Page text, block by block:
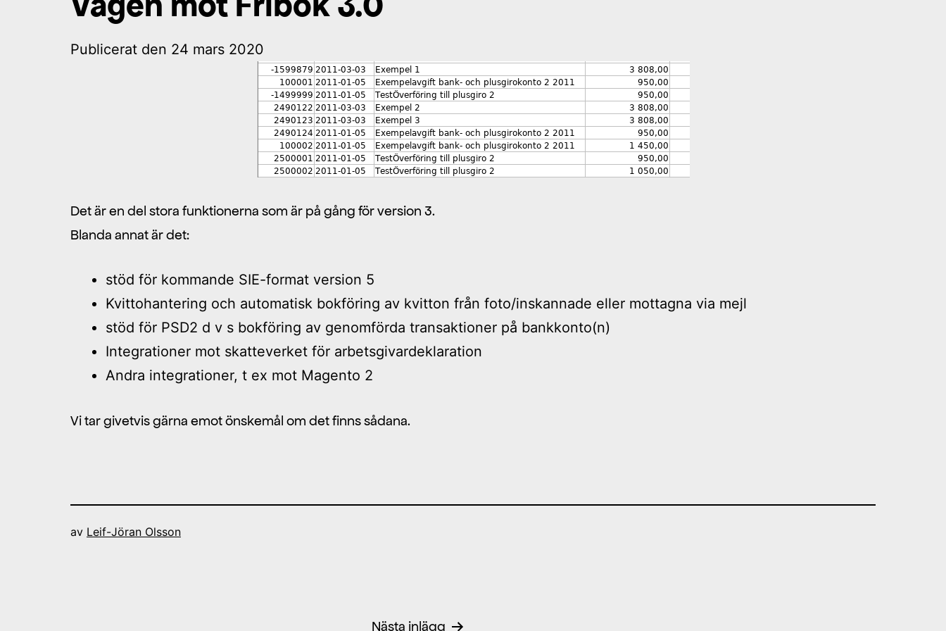
Publicerat den 24 mars 2020
Det är en del stora funktionerna som är på gång för version 3.
Blanda annat är det:
stöd för kommande SIE-format version 5
Kvittohantering och automatisk bokföring av kvitton från foto/inskannade eller mottagna via mejl
stöd för PSD2 d v s bokföring av genomförda transaktioner på bankkonto(n)
Integrationer mot skatteverket för arbetsgivardeklaration
Andra integrationer, t ex mot Magento 2
Vi tar givetvis gärna emot önskemål om det finns sådana.
av Leif-Jöran Olsson
Nästa inlägg